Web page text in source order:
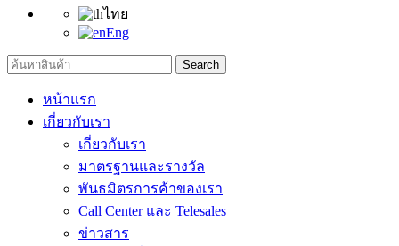
ไทย
Eng
Search
หน้าแรก
เกี่ยวกับเรา
เกี่ยวกับเรา
มาตรฐานและรางวัล
พันธมิตรการค้าของเรา
Call Center และ Telesales
ข่าวสาร